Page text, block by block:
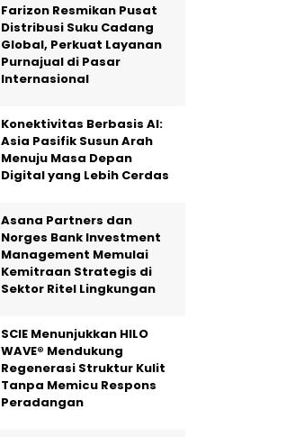
Farizon Resmikan Pusat
Distribusi Suku Cadang
Global, Perkuat Layanan
Purnajual di Pasar
Internasional
Konektivitas Berbasis AI:
Asia Pasifik Susun Arah
Menuju Masa Depan
Digital yang Lebih Cerdas
Asana Partners dan
Norges Bank Investment
Management Memulai
Kemitraan Strategis di
Sektor Ritel Lingkungan
SCIE Menunjukkan HILO
WAVE® Mendukung
Regenerasi Struktur Kulit
Tanpa Memicu Respons
Peradangan